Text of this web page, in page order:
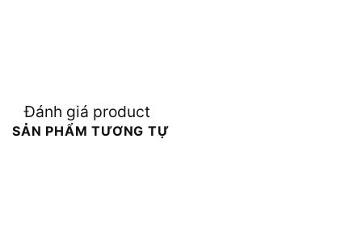
Đánh giá product
SẢN PHẨM TƯƠNG TỰ